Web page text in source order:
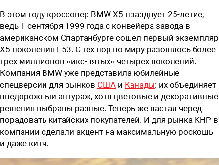
В этом году кроссовер BMW X5 празднует 25-летие,
ведь 1 сентября 1999 года с конвейера завода в
американском Спартанбурге сошел первый экземпляр
X5 поколения E53. С тех пор по миру разошлось более
трех миллионов «икс-пятых» четырех поколений.
Компания BMW уже представила юбилейные
спецверсии для рынков США и Канады: их объединяет
внедорожный антураж, хотя цветовые и декоративные
решения выбраны разные. Теперь же настал черед
порадовать китайских покупателей. И для рынка КНР в
компании сделали акцент на максимальную роскошь
и даже китч.